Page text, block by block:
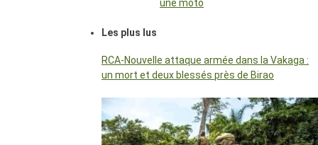
une moto
Les plus lus
RCA-Nouvelle attaque armée dans la Vakaga :
un mort et deux blessés près de Birao